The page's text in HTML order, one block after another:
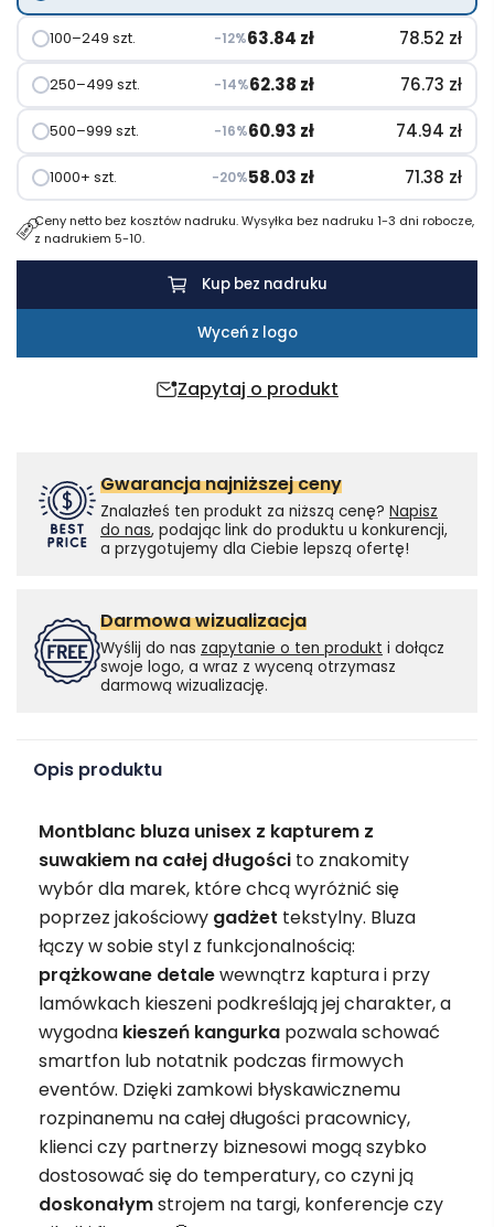
z
suwakiem
na
całej
długości
Zapytaj o produkt
100–249 szt. −12%63.84 zł 78.52 zł
250–499 szt. −14%62.38 zł 76.73 zł
500–999 szt. −16%60.93 zł 74.94 zł
1000+ szt. −20%58.03 zł 71.38 zł
Ceny netto bez kosztów nadruku. Wysyłka bez nadruku 1-3 dni robocze,
z nadrukiem 5-10.
Kup bez nadruku
Wyceń z logo
Gwarancja najniższej ceny
Znalazłeś ten produkt za niższą cenę? Napisz
do nas, podając link do produktu u konkurencji,
a przygotujemy dla Ciebie lepszą ofertę!
Darmowa wizualizacja
Wyślij do nas zapytanie o ten produkt i dołącz
swoje logo, a wraz z wyceną otrzymasz
darmową wizualizację.
Opis produktu
Montblanc bluza unisex z kapturem z
suwakiem na całej długości to znakomity
wybór dla marek, które chcą wyróżnić się
poprzez jakościowy gadżet tekstylny. Bluza
łączy w sobie styl z funkcjonalnością:
prążkowane detalewewnątrz kaptura i przy
lamówkach kieszeni podkreślają jej charakter, a
wygodna kieszeń kangurka pozwala schować
smartfon lub notatnik podczas firmowych
eventów. Dzięki zamkowi błyskawicznemu
rozpinanemu na całej długości pracownicy,
klienci czy partnerzy biznesowi mogą szybko
dostosować się do temperatury, co czyni ją
doskonałymstrojem na targi, konferencje czy